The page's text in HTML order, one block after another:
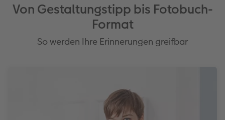
Von Gestaltungstipp bis Fotobuch-
Format
So werden Ihre Erinnerungen greifbar